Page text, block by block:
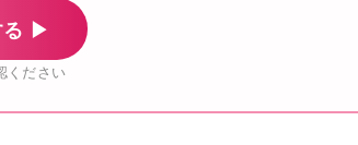
る ▶
ください